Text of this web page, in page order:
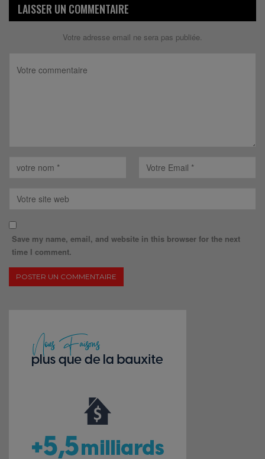
LAISSER UN COMMENTAIRE
Votre adresse email ne sera pas publiée.
Save my name, email, and website in this browser for the next
time I comment.